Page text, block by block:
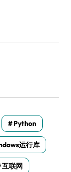
Python
运行库
互联网